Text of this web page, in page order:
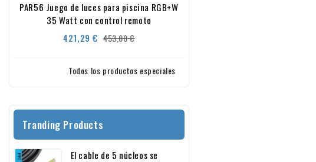
PAR56 Juego de luces para piscina RGB+W
35 Watt con control remoto
421,29 € Precio
453,00 €Precio
Todos los productos especiales
Tranding Products
El cable de 5 núcleos se